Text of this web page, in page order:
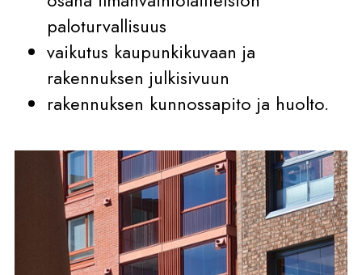
paloturvallisuus
vaikutus kaupunkikuvaan ja
rakennuksen julkisivuun
rakennuksen kunnossapito ja huolto.